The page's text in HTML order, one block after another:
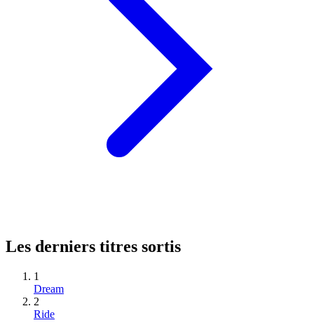
Les derniers titres sortis
1
Dream
2
Ride